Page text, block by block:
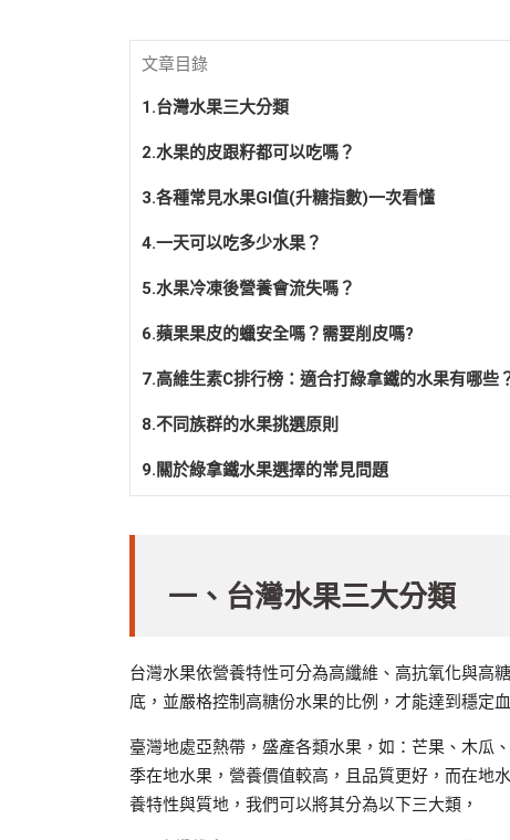
文章目錄
1.台灣水果三大分類
2.水果的皮跟籽都可以吃嗎？
3.各種常見水果GI值(升糖指數)一次看懂
4.一天可以吃多少水果？
5.水果冷凍後營養會流失嗎？
6.蘋果果皮的蠟安全嗎？需要削皮嗎?
7.高維生素C排行榜：適合打綠拿鐵的水果有哪些
8.不同族群的水果挑選原則
9.關於綠拿鐵水果選擇的常見問題
一、台灣水果三大分類
台灣水果依營養特性可分為高纖維、高抗氧化與高
底，並嚴格控制高糖份水果的比例，才能達到穩定
臺灣地處亞熱帶，盛產各類水果，如：芒果、木瓜
季在地水果，營養價值較高，且品質更好，而在地
養特性與質地，我們可以將其分為以下三大類，